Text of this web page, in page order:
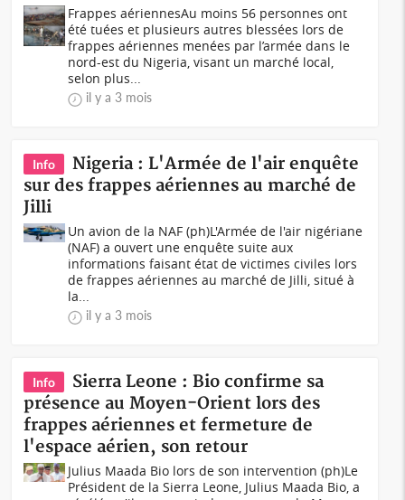
Frappes aériennesAu moins 56 personnes ont
été tuées et plusieurs autres blessées lors de
frappes aériennes menées par l’armée dans le
nord-est du Nigeria, visant un marché local,
selon plus...
il y a 3 mois
Info
Nigeria : L'Armée de l'air enquête
sur des frappes aériennes au marché de
Jilli
Un avion de la NAF (ph)L'Armée de l'air nigériane
(NAF) a ouvert une enquête suite aux
informations faisant état de victimes civiles lors
de frappes aériennes au marché de Jilli, situé à
la...
il y a 3 mois
Info
Sierra Leone : Bio confirme sa
présence au Moyen-Orient lors des
frappes aériennes et fermeture de
l'espace aérien, son retour
Julius Maada Bio lors de son intervention (ph)Le
Président de la Sierra Leone, Julius Maada Bio, a